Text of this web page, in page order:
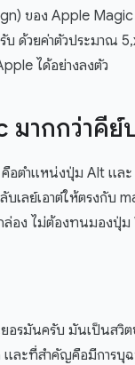
ของ Apple
ด้วยค่าตัวประมาณ
ได้อย่างลงตัว
มากกว่าคีย์
อตำแหน่งปุ่ม Alt แ
บเลย์เอาต์ให้ตรงกับ
อง ไม่ต้องทนมองปุ่ม
ยอรมันครับ มันเป็นสวิ
ละที่สำคัญคือมีการบุ